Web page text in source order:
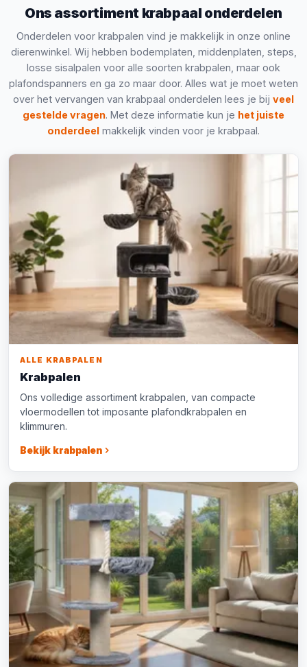
Ons assortiment krabpaal onderdelen
Onderdelen voor krabpalen vind je makkelijk in onze online
dierenwinkel. Wij hebben bodemplaten, middenplaten, steps,
losse sisalpalen voor alle soorten krabpalen, maar ook
plafondspanners en ga zo maar door. Alles wat je moet weten
over het vervangen van krabpaal onderdelen lees je bij veel
gestelde vragen. Met deze informatie kun je het juiste
onderdeel makkelijk vinden voor je krabpaal.
ALLE KRABPALEN
Krabpalen
Ons volledige assortiment krabpalen, van compacte
vloermodellen tot imposante plafondkrabpalen en
klimmuren.
Bekijk krabpalen